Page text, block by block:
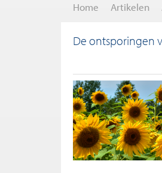
Home Artikelen
De ontsporingen